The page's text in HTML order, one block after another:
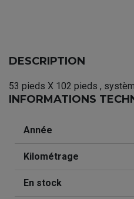
DESCRIPTION
53 pieds X 102 pieds ,
INFORMATIONS
Année
Kilométrage
En stock